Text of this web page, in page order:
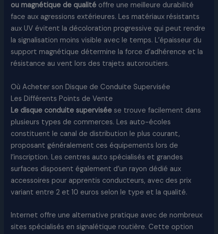
ou magnétique de qualité offre une meilleure durabilité
face aux agressions extérieures. Les matériaux résistants
aux UV évitent la décoloration progressive qui peut rendre
la signalisation moins visible avec le temps. L’épaisseur du
support magnétique détermine la force d’adhérence et la
résistance au vent lors des trajets autoroutiers.
Où Acheter son Disque de Conduite Supervisée
Les Différents Points de Vente
Le disque conduite supervisée se trouve facilement dans
plusieurs types de commerces. Les auto-écoles
constituent le canal de distribution le plus courant,
proposant généralement ces équipements lors de
l’inscription. Les centres auto spécialisés et grandes
surfaces disposent également d’un rayon dédié aux
accessoires pour apprentis conducteurs, avec des prix
variant entre 2 et 10 euros selon le type et la qualité.
Internet offre une alternative pratique avec de nombreux
sites spécialisés en signalétique routière. Cette option